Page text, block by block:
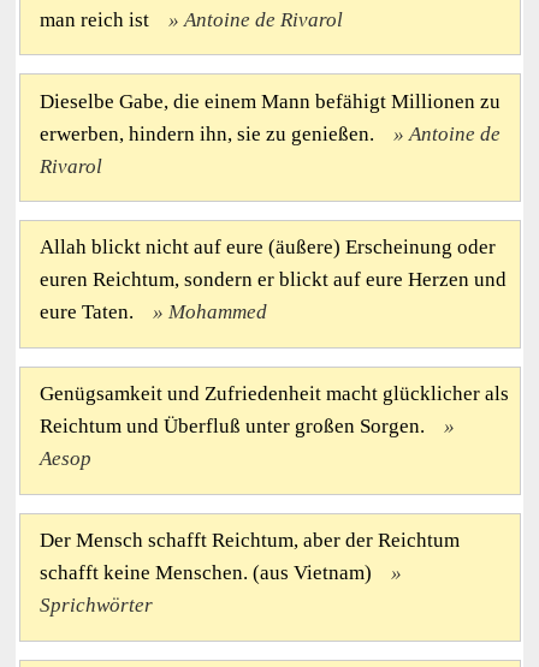
man reich ist
Antoine de Rivarol
Dieselbe Gabe, die einem Mann befähigt Millionen zu
erwerben, hindern ihn, sie zu genießen.
Antoine de
Rivarol
Allah blickt nicht auf eure (äußere) Erscheinung oder
euren Reichtum, sondern er blickt auf eure Herzen und
eure Taten.
Mohammed
Genügsamkeit und Zufriedenheit macht glücklicher als
Reichtum und Überfluß unter großen Sorgen.
Aesop
Der Mensch schafft Reichtum, aber der Reichtum
schafft keine Menschen. (aus Vietnam)
Sprichwörter